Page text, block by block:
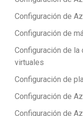
Configuración de
Configuración de
Configuración de
virtuales
Configuración de
Configuración de
Configuración de